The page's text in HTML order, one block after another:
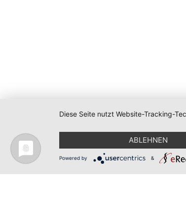
Nerdraum - Saarland Metaspace © 2026
Diese Seite nutzt Website-Tracking-
ABLEHNEN
Powered by &